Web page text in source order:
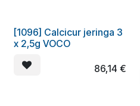
[1096] Calcicur jeringa 3
x 2,5g VOCO
86,14 €